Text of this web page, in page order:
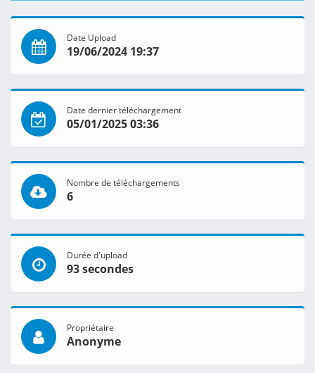
Date Upload
19/06/2024 19:37
Date dernier téléchargement
05/01/2025 03:36
Nombre de téléchargements
6
Durée d'upload
93 secondes
Propriétaire
Anonyme